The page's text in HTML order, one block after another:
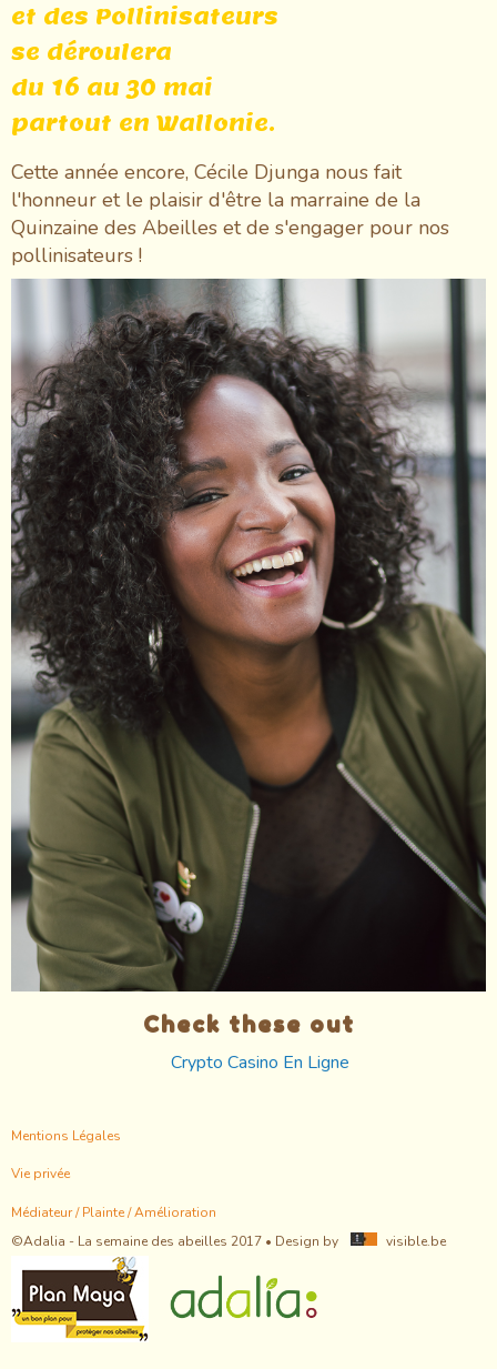
et des Pollinisateurs
se déroulera
du 16 au 30 mai
partout en Wallonie.
Cette année encore, Cécile Djunga nous fait
l'honneur et le plaisir d'être la marraine de la
Quinzaine des Abeilles et de s'engager pour nos
pollinisateurs !
Check these out
Crypto Casino En Ligne
Footer
menu
Mentions Légales
Vie privée
Médiateur / Plainte / Amélioration
©Adalia - La semaine des abeilles 2017 • Design by
visible.be